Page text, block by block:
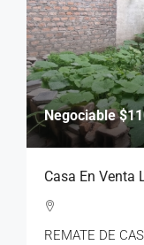
Negociable
Casa En Venta
REMATE DE